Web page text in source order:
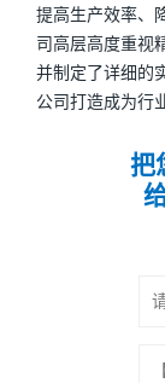
提高生产效率、
司高层高度重视
并制定了详细的
公司打造成为行
把